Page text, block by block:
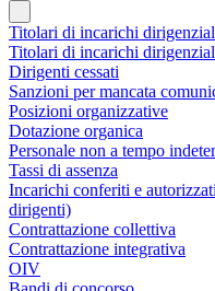
Titolari di incarichi
Titolari di incarichi
Dirigenti cessati
Sanzioni per mancata
Posizioni organizzative
Dotazione organica
Personale non a tempo
Tassi di assenza
Incarichi conferiti e
dirigenti)
Contrattazione collettiva
Contrattazione integrativa
OIV